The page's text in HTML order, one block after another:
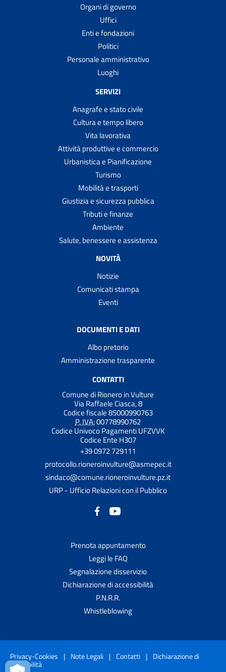
Organi di governo
Uffici
Enti e fondazioni
Politici
Personale amministrativo
Luoghi
SERVIZI
Anagrafe e stato civile
Cultura e tempo libero
Vita lavorativa
Attività produttive e commercio
Urbanistica e Pianificazione
Turismo
Mobilità e trasporti
Giustizia e sicurezza pubblica
Tributi e finanze
Ambiente
Salute, benessere e assistenza
NOVITÀ
Notizie
Comunicati stampa
Eventi
DOCUMENTI E DATI
Albo pretorio
Amministrazione trasparente
CONTATTI
Comune di Rionero in Vulture
Via Raffaele Ciasca, 8
Codice fiscale 85000990763
P. IVA:00778990762
Codice Univoco Pagamenti UFZVVK
Codice Ente H307
+39 0972 729111
protocollo.rioneroinvulture@asmepec.it
sindaco@comune.rioneroinvulture.pz.it
URP - Ufficio Relazioni con il Pubblico
Prenota appuntamento
Leggi le FAQ
Segnalazione disservizio
Dichiarazione di accessibilità
P.N.R.R.
Whistleblowing
Privacy-Cookies | Note Legali | Contatti | Dichiarazione di
accessibilità